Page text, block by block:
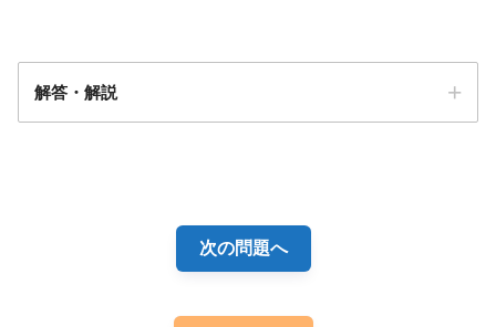
解答・解説
次の問題へ